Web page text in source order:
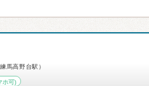
馬高野台駅）
ホ可)